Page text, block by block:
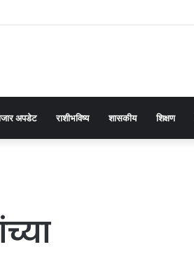
अपडेट राशीभविष्य शासकीय शिक्षण